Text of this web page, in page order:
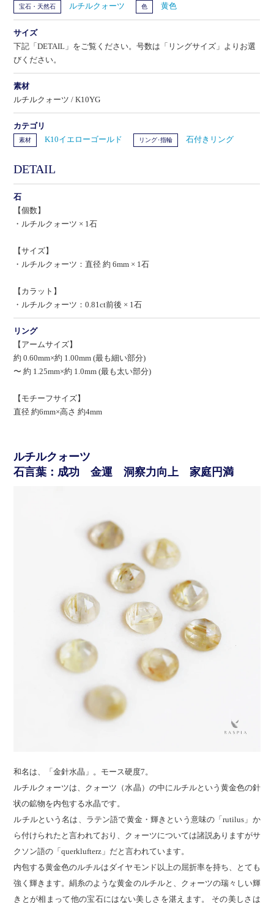
宝石・天然石 ルチルクォーツ 色 黄色
サイズ
下記「DETAIL」をご覧ください。号数は「リングサイズ」よりお選
びください。
素材
ルチルクォーツ / K10YG
カテゴリ
素材 K10イエローゴールド リング･指輪 石付きリング
DETAIL
石
【個数】
・ルチルクォーツ × 1石
【サイズ】
・ルチルクォーツ：直径 約 6mm × 1石
【カラット】
・ルチルクォーツ：0.81ct前後 × 1石
リング
【アームサイズ】
約 0.60mm×約 1.00mm (最も細い部分)
〜 約 1.25mm×約 1.0mm (最も太い部分)
【モチーフサイズ】
直径 約6mm×高さ 約4mm
ルチルクォーツ
石言葉：成功 金運 洞察力向上 家庭円満
和名は、「金針水晶」。モース硬度7。
ルチルクォーツは、クォーツ（水晶）の中にルチルという黄金色の針
状の鉱物を内包する水晶です。
ルチルという名は、ラテン語で黄金・輝きという意味の「rutilus」か
ら付けられたと言われており、クォーツについては諸説ありますがサ
クソン語の「querklufterz」だと言われています。
内包する黄金色のルチルはダイヤモンド以上の屈折率を持ち、とても
強く輝きます。絹糸のような黄金のルチルと、クォーツの瑞々しい輝
きとが相まって他の宝石にはない美しさを湛えます。 その美しさは